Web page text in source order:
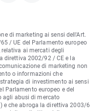
di marketing ai sensi dell'Art.
/ UE del Parlamento europeo
ai mercati degli
direttiva 2002/92 / CE e la
di marketing non
o informazioni che
di investimento ai sensi
Parlamento europeo e del
agli abusi di mercato
e che abroga la direttiva 2003/6